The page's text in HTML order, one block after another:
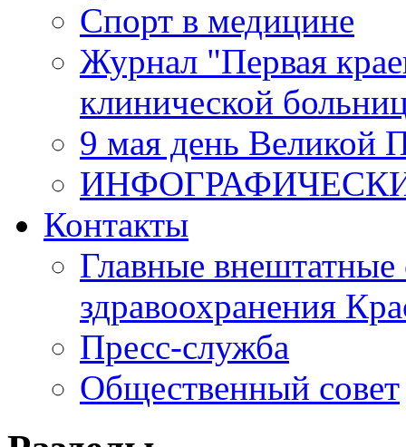
Спорт в медицине
Журнал "Первая
клинической
9 мая день Великой
Контакты
Главные внештатные
здравоохранения
Пресс-служба
Общественный совет